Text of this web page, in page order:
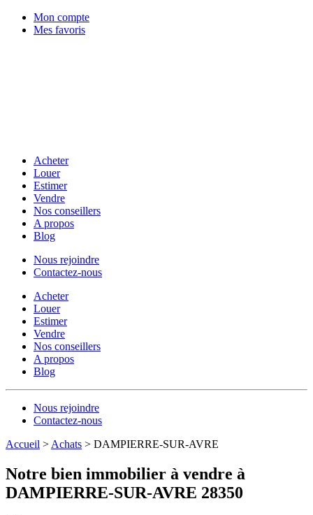
Mon compte
Mes favoris
Acheter
Louer
Estimer
Vendre
Nos conseillers
A propos
Blog
Nous rejoindre
Contactez-nous
Acheter
Louer
Estimer
Vendre
Nos conseillers
A propos
Blog
Nous rejoindre
Contactez-nous
Accueil > Achats > DAMPIERRE-SUR-AVRE
Notre bien immobilier à vendre à
DAMPIERRE-SUR-AVRE 28350